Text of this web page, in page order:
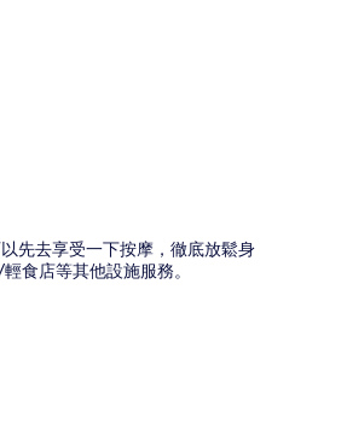
先去享受一下按摩，徹底放鬆身
食店等其他設施服務。